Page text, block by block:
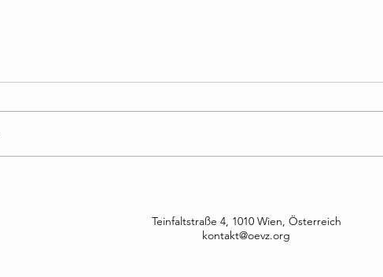
Volksgruppen im
Parlament
Teinfaltstraße 4, 1010 Wien, Österreich
kontakt@oevz.org